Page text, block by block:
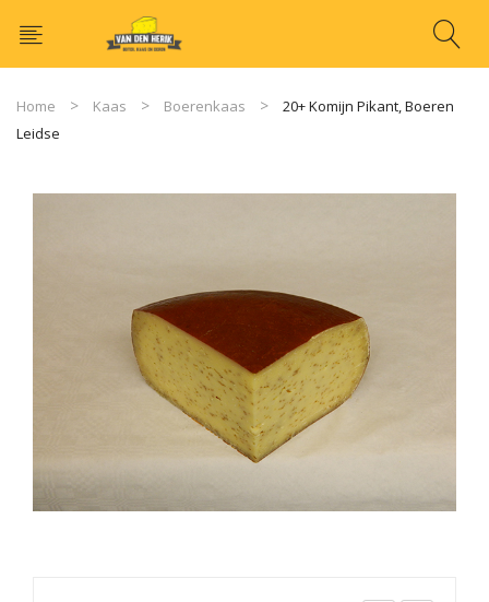
Home Kaas Boerenkaas
20+ Komijn Pikant, Boeren
Leidse